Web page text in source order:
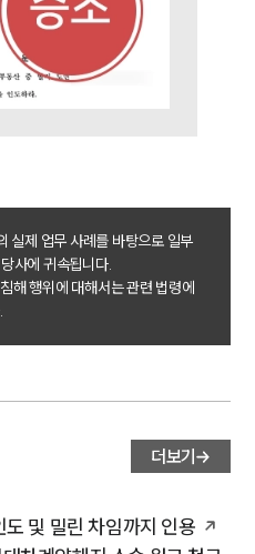
사례
사례
분야
업무
소개
전문변호사
자료
실제 업무 사례를 바탕으로 일부
사에 귀속됩니다.
해 행위에 대해서는 관련 법령에
더보기
및 밀린 차임까지 인용